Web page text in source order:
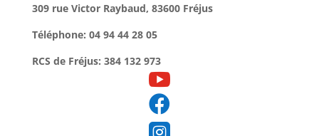
309 rue Victor Raybaud, 83600 Fréjus
Téléphone: 04 94 44 28 05
RCS de Fréjus: 384 132 973

